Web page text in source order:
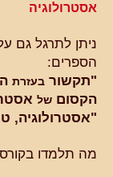
אסטרולוגיה
ניתן לתרגל גם
הספרים:
"תקשור בעזרת
הקסום של
"אסטרולוגיה,
מה תלמדו